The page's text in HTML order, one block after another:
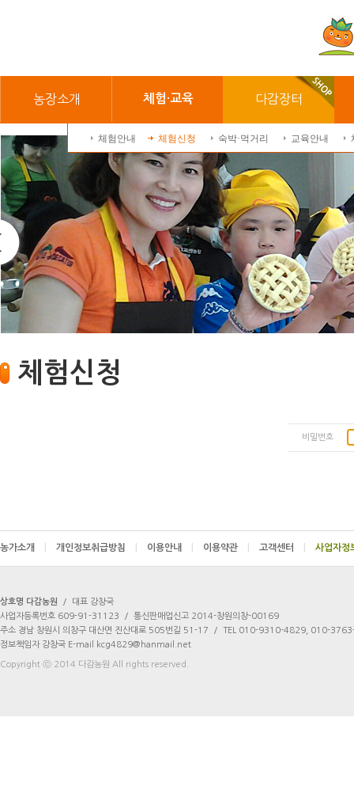
농장소개 체험·교육
체험안내 체험신청 숙박·먹거리 교육안내
다감장터
체험신청
비밀번호
농가소개 개인정보취급방침 이용안내 이용약관 고객센터
상호명 다감농원 /
대표 강창국
사업자등록번호 609-91-31123
/
통신판매업신고 2014-창원의창-00169
주소 경남 창원시 의창구 대산면 진산대로 505번길 51-17
/
TEL 010-9310-4829, 010-
정보책임자 강창국 E-mail kcg4829@hanmail.net
Copyright ⓒ 2014 다감농원 All rights reserved.